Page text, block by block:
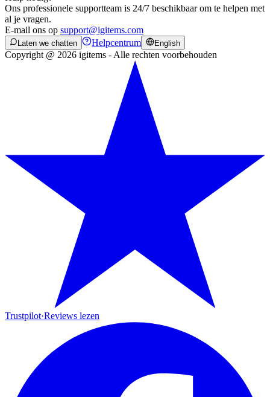
Ons professionele supportteam is 24/7 beschikbaar om te helpen met
al je vragen.
E-mail ons op support@igitems.com
Laten we chatten Helpcentrum English
Copyright @ 2026 igitems - Alle rechten voorbehouden
Trustpilot·Reviews lezen